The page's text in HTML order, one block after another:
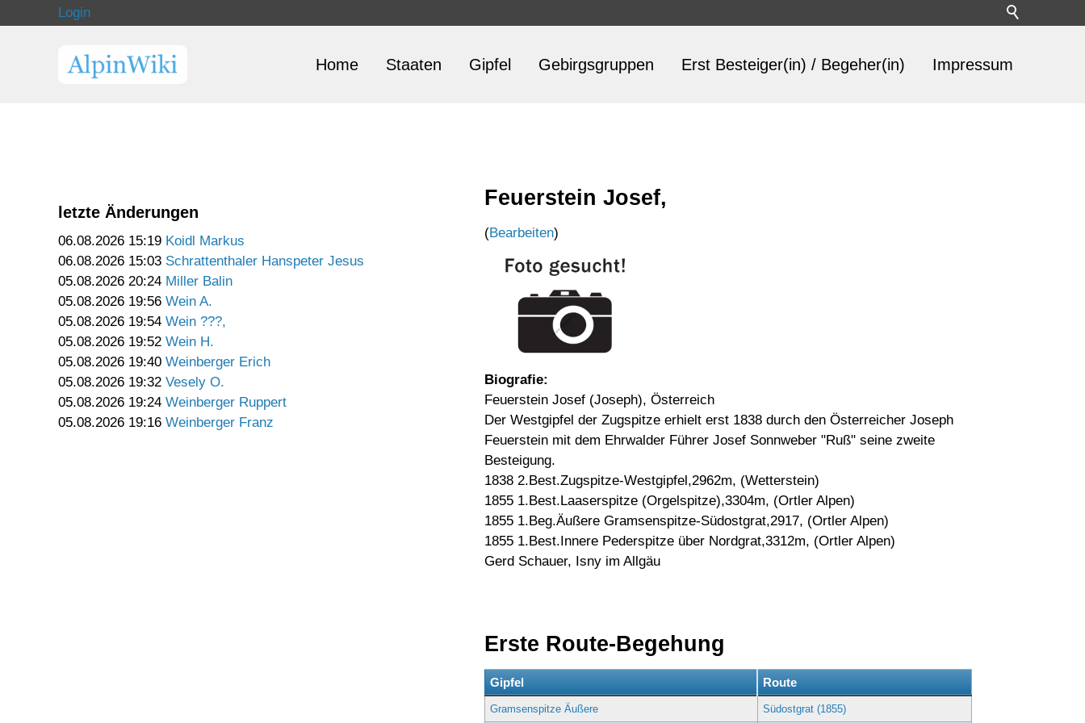
Login
Home Staaten Gipfel Gebirgsgruppen Erst Besteiger(in) / Begeher(in) Impressum
letzte Änderungen
06.08.2026 15:19 Koidl Markus
06.08.2026 15:03 Schrattenthaler Hanspeter Jesus
05.08.2026 20:24 Miller Balin
05.08.2026 19:56 Wein A.
05.08.2026 19:54 Wein ???,
05.08.2026 19:52 Wein H.
05.08.2026 19:40 Weinberger Erich
05.08.2026 19:32 Vesely O.
05.08.2026 19:24 Weinberger Ruppert
05.08.2026 19:16 Weinberger Franz
Feuerstein Josef,
(Bearbeiten)
Biografie:
Feuerstein Josef (Joseph), Österreich
Der Westgipfel der Zugspitze erhielt erst 1838 durch den Österreicher Joseph
Feuerstein mit dem Ehrwalder Führer Josef Sonnweber "Ruß" seine zweite
Besteigung.
1838 2.Best.Zugspitze-Westgipfel,2962m, (Wetterstein)
1855 1.Best.Laaserspitze (Orgelspitze),3304m, (Ortler Alpen)
1855 1.Beg.Äußere Gramsenspitze-Südostgrat,2917, (Ortler Alpen)
1855 1.Best.Innere Pederspitze über Nordgrat,3312m, (Ortler Alpen)
Gerd Schauer, Isny im Allgäu
Erste Route-Begehung
Gipfel Route
Gramsenspitze Äußere Südostgrat (1855)